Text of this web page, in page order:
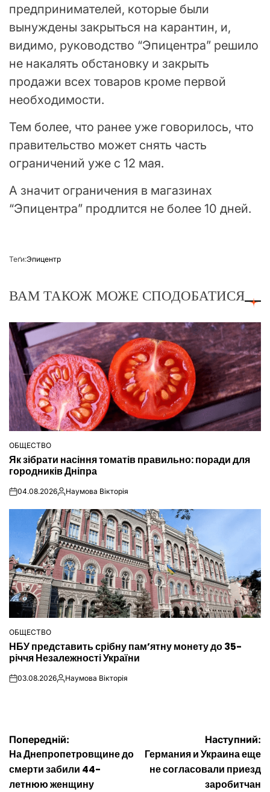
предпринимателей, которые были
вынуждены закрыться на карантин, и,
видимо, руководство “Эпицентра” решило
не накалять обстановку и закрыть
продажи всех товаров кроме первой
необходимости.
Тем более, что ранее уже говорилось, что
правительство может снять часть
ограничений уже с 12 мая.
А значит ограничения в магазинах
“Эпицентра” продлится не более 10 дней.
Теґи:Эпицентр
ВАМ ТАКОЖ МОЖЕ СПОДОБАТИСЯ
ОПУБЛІКУВАТИ
У
ОБЩЕСТВО
Як зібрати насіння томатів правильно: поради для
городників Дніпра
on04.08.2026Опубліковано
Наумова Вікторія
ОПУБЛІКУВАТИ
У
ОБЩЕСТВО
НБУ представить срібну пам’ятну монету до 35-
річчя Незалежності України
on03.08.2026Опубліковано
Наумова Вікторія
Навігація
записів
Попередній:
На Днепропетровщине до
смерти забили 44-
летнюю женщину
Наступний:
Германия и Украина еще
не согласовали приезд
заробитчан